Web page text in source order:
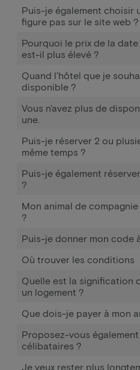
Puis-je également choisir
figure pas sur le site web ?
Pourquoi le prix de la
est-il plus élevé ?
Quand l'hôtel que je
disponible ?
Vous n'avez plus de
une.
Puis-je réserver 2 ou
même temps ?
Puis-je également
?
Mon animal de
?
Puis-je donner mon code
Où trouver les conditions
Quelle est la signification
un logement ?
Que dois-je payer à mon
Proposez-vous
célibataires ?
Je veux rester plus